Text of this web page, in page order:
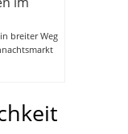
breiter Weg